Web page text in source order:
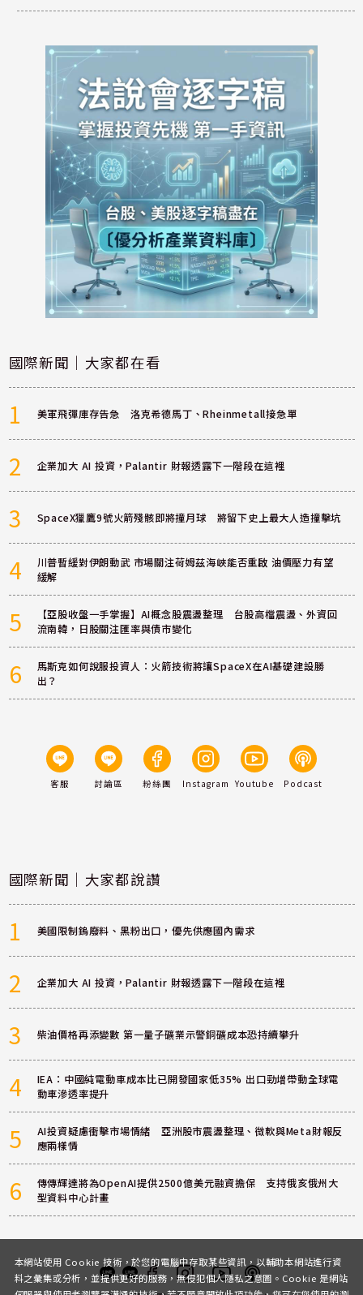
國際新聞｜大家都在看
1 美軍飛彈庫存告急 洛克希德馬丁、Rheinmetall接急單
2 企業加大 AI 投資，Palantir 財報透露下一階段在這裡
3 SpaceX獵鷹9號火箭殘骸即將撞月球 將留下史上最大人造撞擊坑
4
川普暫緩對伊朗動武 市場關注荷姆茲海峽能否重啟 油價壓力有望
緩解
5
【亞股收盤一手掌握】AI概念股震盪整理 台股高檔震盪、外資回
流南韓，日股關注匯率與債市變化
6
馬斯克如何說服投資人：火箭技術將讓SpaceX在AI基礎建設勝
出？
客服 討論區 粉絲團 Instagram Youtube Podcast
國際新聞｜大家都說讚
1 美國限制鎢廢料、黑粉出口，優先供應國內需求
2 企業加大 AI 投資，Palantir 財報透露下一階段在這裡
3 柴油價格再添變數 第一量子礦業示警銅礦成本恐持續攀升
4
IEA：中國純電動車成本比已開發國家低35% 出口勁增帶動全球電
動車滲透率提升
5
AI投資疑慮衝擊市場情緒 亞洲股市震盪整理、微軟與Meta財報反
應兩樣情
6
傳傳輝達將為OpenAI提供2500億美元融資擔保 支持俄亥俄州大
型資料中心計畫
本網站使用 Cookie 技術，於您的電腦中存取某些資訊，以輔助本網站進行資
料之彙集或分析，並提供更好的服務，無侵犯個人隱私之意圖。Cookie 是網站